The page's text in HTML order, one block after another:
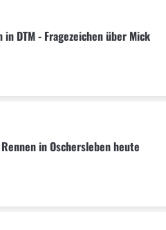
DTM - Fragezeichen über Mick
in Oschersleben heute